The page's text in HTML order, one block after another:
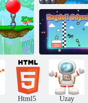
Kabumz 3
Ragdoll
Odyssey
Html5 Uzay